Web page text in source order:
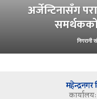
अर्जेन्टिनासँग
निगरानी
महेन्द्रनगर